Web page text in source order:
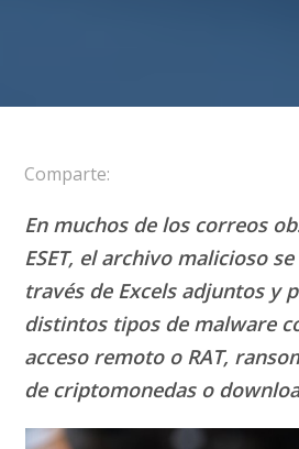
Comparte:
En muchos de los correos
ESET, el archivo malicioso
través de Excels adjuntos y
distintos tipos de malware
acceso remoto o RAT,
de criptomonedas o